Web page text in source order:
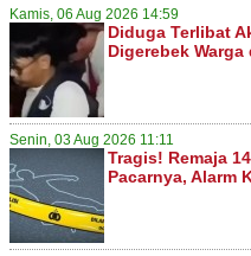
Kamis, 06 Aug 2026 14:59
Diduga Terlibat
Digerebek
Senin, 03 Aug 2026 11:11
Tragis! Remaja
Pacarnya, Alarm